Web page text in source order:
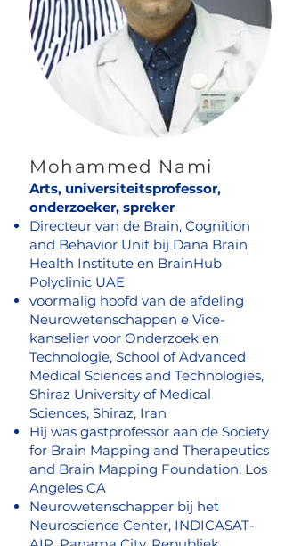
Mohammed Nami
Arts, universiteitsprofessor,
onderzoeker, spreker
Directeur van de Brain, Cognition
and Behavior Unit bij Dana Brain
Health Institute en BrainHub
Polyclinic UAE
voormalig hoofd van de afdeling
Neurowetenschappen e Vice-
kanselier voor Onderzoek en
Technologie, School of Advanced
Medical Sciences and Technologies,
Shiraz University of Medical
Sciences, Shiraz, Iran
Hij was gastprofessor aan de Society
for Brain Mapping and Therapeutics
and Brain Mapping Foundation, Los
Angeles CA
Neurowetenschapper bij het
Neuroscience Center, INDICASAT-